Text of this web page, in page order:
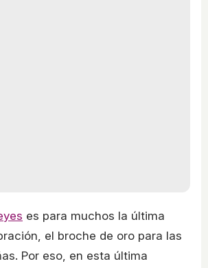
es para muchos la última
el broche de oro para las
Por eso, en esta última